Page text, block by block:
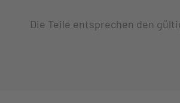
Die Teile entsprechen den